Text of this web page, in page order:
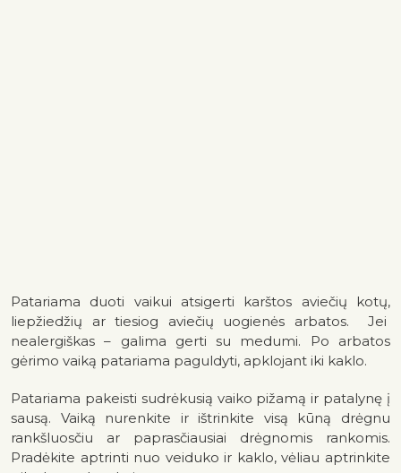
Patariama duoti vaikui atsigerti karštos aviečių kotų,
liepžiedžių ar tiesiog aviečių uogienės arbatos. Jei
nealergiškas – galima gerti su medumi. Po arbatos
gėrimo vaiką patariama paguldyti, apklojant iki kaklo.
Patariama pakeisti sudrėkusią vaiko pižamą ir patalynę į
sausą. Vaiką nurenkite ir ištrinkite visą kūną drėgnu
rankšluosčiu ar paprasčiausiai drėgnomis rankomis.
Pradėkite aptrinti nuo veiduko ir kaklo, vėliau aptrinkite